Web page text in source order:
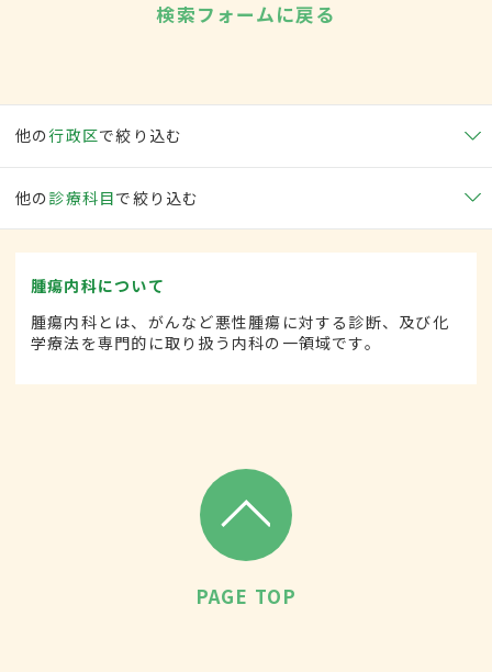
検索フォームに戻る
他の行政区で絞り込む
他の 診療科目で絞り込む
腫瘍内科について
腫瘍内科とは、がんなど悪性腫瘍に対する診断、及び化
学療法を専門的に取り扱う内科の一領域です。
PAGE TOP